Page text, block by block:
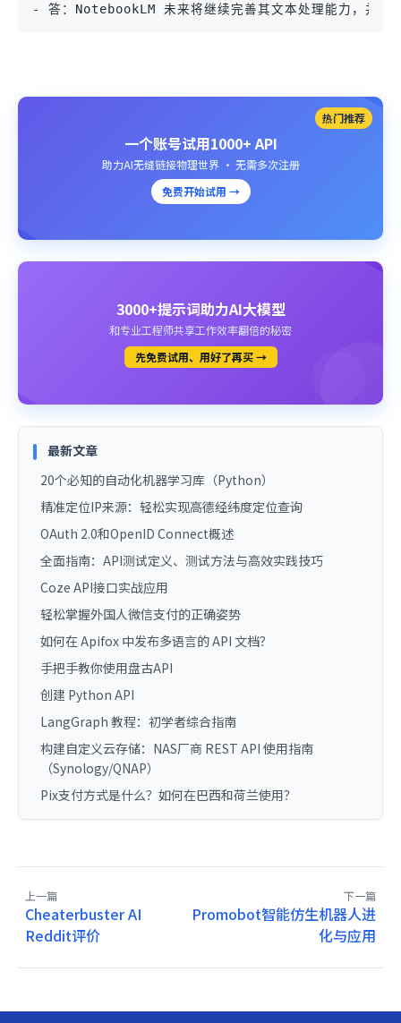
- 答：NotebookLM 未来将继续完善其文本处理能力，并可
热门推荐
一个账号试用1000+ API
助力AI无缝链接物理世界 · 无需多次注册
免费开始试用 →
3000+提示词助力AI大模型
和专业工程师共享工作效率翻倍的秘密
先免费试用、用好了再买 →
最新文章
20个必知的自动化机器学习库（Python）
精准定位IP来源：轻松实现高德经纬度定位查询
OAuth 2.0和OpenID Connect概述
全面指南：API测试定义、测试方法与高效实践技巧
Coze API接口实战应用
轻松掌握外国人微信支付的正确姿势
如何在 Apifox 中发布多语言的 API 文档？
手把手教你使用盘古API
创建 Python API
LangGraph 教程：初学者综合指南
构建自定义云存储：NAS厂商 REST API 使用指南
（Synology/QNAP）
Pix支付方式是什么？如何在巴西和荷兰使用？
上一篇
Cheaterbuster AI
Reddit评价
下一篇
Promobot智能仿生机器人进
化与应用